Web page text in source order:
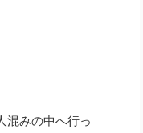
混みの中へ行っ